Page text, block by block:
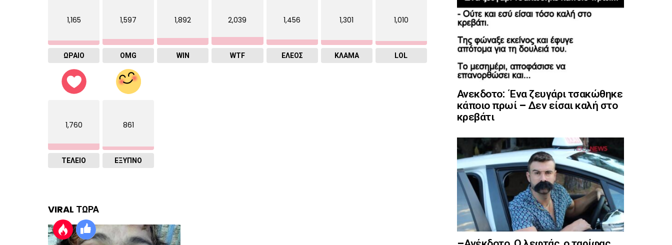
1,165
ΩΡΑΙΟ
1,597
OMG
1,892
WIN
2,039
WTF
1,456
ΕΛΕΟΣ
1,301
ΚΛΑΜΑ
1,010
LOL
1,760
ΤΕΛΕΙΟ
861
ΈΞΥΠΝΟ
VIRAL ΤΩΡΑ
Ανεκδοτο: ΄Ενα ζευγάρι τσακώθηκε
κάποιο πρωί – Δεν είσαι καλή στο
κρεβάτι